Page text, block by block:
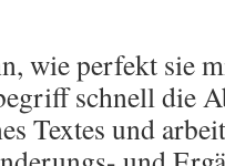
wie perfekt sie
schnell die
Textes und